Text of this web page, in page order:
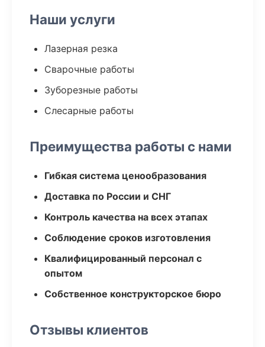
Наши услуги
Лазерная резка
Сварочные работы
Зуборезные работы
Слесарные работы
Преимущества работы с нами
Гибкая система ценообразования
Доставка по России и СНГ
Контроль качества на всех этапах
Соблюдение сроков изготовления
Квалифицированный персонал с
опытом
Собственное конструкторское бюро
Отзывы клиентов